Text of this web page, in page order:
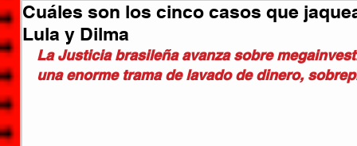
Cuáles son los cinco casos que
Lula y Dilma
La Justicia brasileña avanza sobre
una enorme trama de lavado de dinero,